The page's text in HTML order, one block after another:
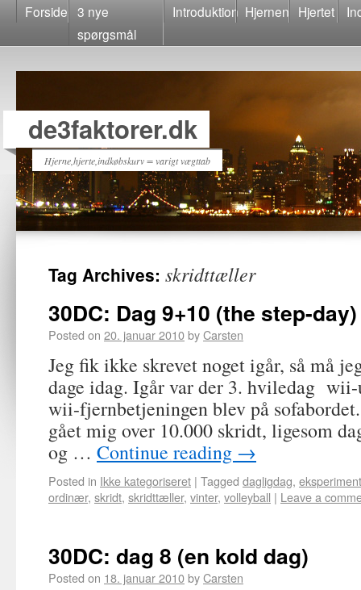
Forside 3 nye
spørgsmål
Introduktion Hjernen Hjertet
de3faktorer.dk
Hjerne,hjerte,indkøbskurv = varigt vægttab
Tag Archives: skridttæller
30DC: Dag 9+10 (the step-day)
Posted on 20. januar 2010byCarsten
Jeg fik ikke skrevet noget igår, så må
dage idag. Igår var der 3. hviledag
wii-fjernbetjeningen blev på
gået mig over 10.000 skridt, ligesom
og … Continue reading →
Posted in Ikke kategoriseret | Tagged dagligdag, eksperiment
ordinær, skridt, skridttæller, vinter, volleyball | Leave a
30DC: dag 8 (en kold dag)
Posted on 18. januar 2010byCarsten